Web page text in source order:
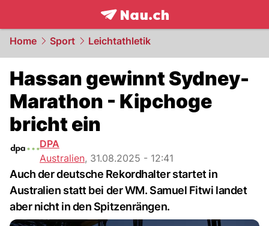
frontpage.NAU.ch
Home Sport Leichtathletik
Hassan gewinnt Sydney-
Marathon - Kipchoge
bricht ein
DPA
Australien, 31.08.2025 - 12:41
Auch der deutsche Rekordhalter startet in
Australien statt bei der WM. Samuel Fitwi landet
aber nicht in den Spitzenrängen.